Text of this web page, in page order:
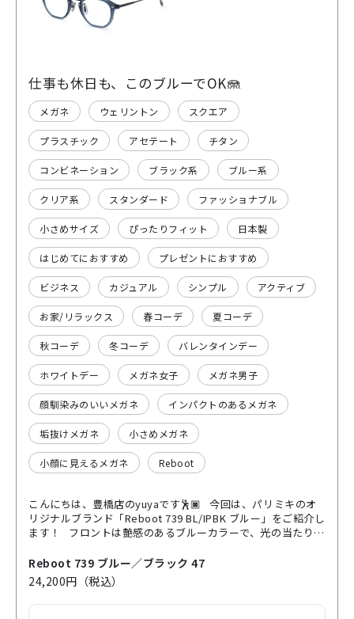
仕事も休日も、このブルーでOK🪼
メガネ ウェリントン スクエア
プラスチック アセテート チタン
コンビネーション ブラック系 ブルー系
クリア系 スタンダード ファッショナブル
小さめサイズ ぴったりフィット 日本製
はじめてにおすすめ プレゼントにおすすめ
ビジネス カジュアル シンプル アクティブ
お家/リラックス 春コーデ 夏コーデ
秋コーデ 冬コーデ バレンタインデー
ホワイトデー メガネ女子 メガネ男子
顔馴染みのいいメガネ インパクトのあるメガネ
垢抜けメガネ 小さめメガネ
小顔に見えるメガネ Reboot
こんにちは、豊橋店のyuyaです🕺🏿 今回は、パリミキのオ
リジナルブランド「Reboot 739 BL/IPBK ブルー」をご紹介し
ます！ フロントは艶感のあるブルーカラーで、光の当たり方
た色味ですが、実物はほんのり青みが効いていて、さりげな
く個性を出せるカラーです！ 形は少し丸みのあるデザイン
で、キツくなりすぎず、やわらかい印象に👀 男女問わず掛け
やすく、普段メガネをあまり掛けない方でも挑戦しやすいモ
Reboot 739 ブルー／ブラック 47
24,200円（税込）